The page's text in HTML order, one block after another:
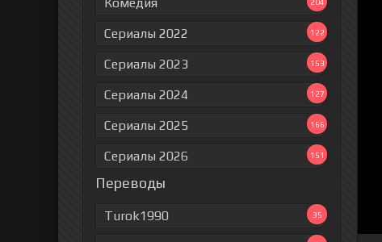
204
Сериалы 2022 122
Сериалы 2023 153
Сериалы 2024 127
Сериалы 2025 166
Сериалы 2026 151
Переводы
Turok1990 35